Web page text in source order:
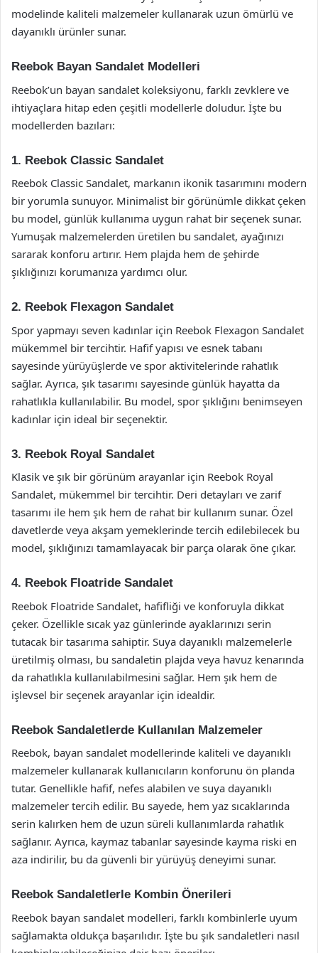
modelinde kaliteli malzemeler kullanarak uzun ömürlü ve
dayanıklı ürünler sunar.
Reebok Bayan Sandalet Modelleri
Reebok’un bayan sandalet koleksiyonu, farklı zevklere ve
ihtiyaçlara hitap eden çeşitli modellerle doludur. İşte bu
modellerden bazıları:
1. Reebok Classic Sandalet
Reebok Classic Sandalet, markanın ikonik tasarımını modern
bir yorumla sunuyor. Minimalist bir görünümle dikkat çeken
bu model, günlük kullanıma uygun rahat bir seçenek sunar.
Yumuşak malzemelerden üretilen bu sandalet, ayağınızı
sararak konforu artırır. Hem plajda hem de şehirde
şıklığınızı korumanıza yardımcı olur.
2. Reebok Flexagon Sandalet
Spor yapmayı seven kadınlar için Reebok Flexagon Sandalet
mükemmel bir tercihtir. Hafif yapısı ve esnek tabanı
sayesinde yürüyüşlerde ve spor aktivitelerinde rahatlık
sağlar. Ayrıca, şık tasarımı sayesinde günlük hayatta da
rahatlıkla kullanılabilir. Bu model, spor şıklığını benimseyen
kadınlar için ideal bir seçenektir.
3. Reebok Royal Sandalet
Klasik ve şık bir görünüm arayanlar için Reebok Royal
Sandalet, mükemmel bir tercihtir. Deri detayları ve zarif
tasarımı ile hem şık hem de rahat bir kullanım sunar. Özel
davetlerde veya akşam yemeklerinde tercih edilebilecek bu
model, şıklığınızı tamamlayacak bir parça olarak öne çıkar.
4. Reebok Floatride Sandalet
Reebok Floatride Sandalet, hafifliği ve konforuyla dikkat
çeker. Özellikle sıcak yaz günlerinde ayaklarınızı serin
tutacak bir tasarıma sahiptir. Suya dayanıklı malzemelerle
üretilmiş olması, bu sandaletin plajda veya havuz kenarında
da rahatlıkla kullanılabilmesini sağlar. Hem şık hem de
işlevsel bir seçenek arayanlar için idealdir.
Reebok Sandaletlerde Kullanılan Malzemeler
Reebok, bayan sandalet modellerinde kaliteli ve dayanıklı
malzemeler kullanarak kullanıcıların konforunu ön planda
tutar. Genellikle hafif, nefes alabilen ve suya dayanıklı
malzemeler tercih edilir. Bu sayede, hem yaz sıcaklarında
serin kalırken hem de uzun süreli kullanımlarda rahatlık
sağlanır. Ayrıca, kaymaz tabanlar sayesinde kayma riski en
aza indirilir, bu da güvenli bir yürüyüş deneyimi sunar.
Reebok Sandaletlerle Kombin Önerileri
Reebok bayan sandalet modelleri, farklı kombinlerle uyum
sağlamakta oldukça başarılıdır. İşte bu şık sandaletleri nasıl